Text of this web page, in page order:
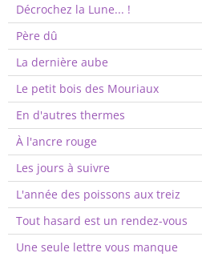
Décrochez la Lune... !
Père dû
La dernière aube
Le petit bois des Mouriaux
En d'autres thermes
À l'ancre rouge
Les jours à suivre
L'année des poissons aux treiz
Tout hasard est un rendez-vous
Une seule lettre vous manque